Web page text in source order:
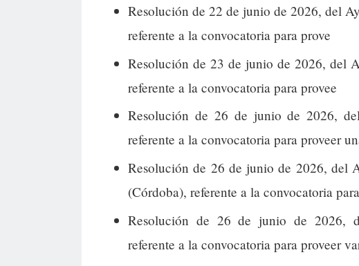
Resolución de 22 de junio de 2026, del
referente a la convocatoria para prove
Resolución de 23 de junio de 2026, del
referente a la convocatoria para provee
Resolución de 26 de junio de 2026,
referente a la convocatoria para proveer
Resolución de 26 de junio de 2026, del
(Córdoba), referente a la convocatoria para
Resolución de 26 de junio de 2026,
referente a la convocatoria para proveer